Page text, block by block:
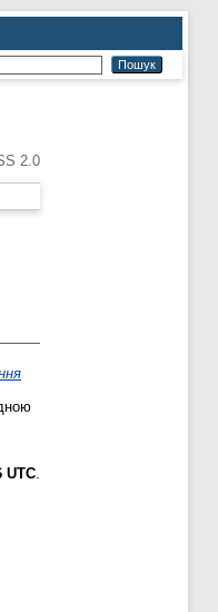
2.0
UTC.